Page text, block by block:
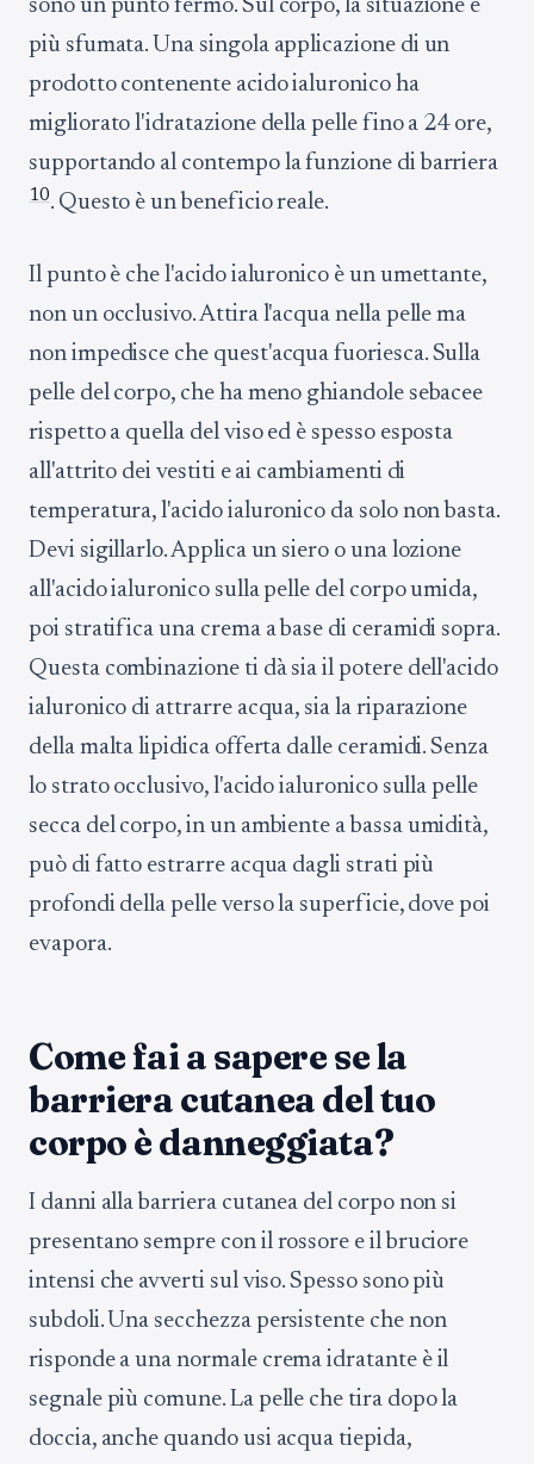
sono un punto fermo. Sul corpo, la situazione è
più sfumata. Una singola applicazione di un
prodotto contenente acido ialuronico ha
migliorato l'idratazione della pelle fino a 24 ore,
supportando al contempo la funzione di barriera
10. Questo è un beneficio reale.
Il punto è che l'acido ialuronico è un umettante,
non un occlusivo. Attira l'acqua nella pelle ma
non impedisce che quest'acqua fuoriesca. Sulla
pelle del corpo, che ha meno ghiandole sebacee
rispetto a quella del viso ed è spesso esposta
all'attrito dei vestiti e ai cambiamenti di
temperatura, l'acido ialuronico da solo non basta.
Devi sigillarlo. Applica un siero o una lozione
all'acido ialuronico sulla pelle del corpo umida,
poi stratifica una crema a base di ceramidi sopra.
Questa combinazione ti dà sia il potere dell'acido
ialuronico di attrarre acqua, sia la riparazione
della malta lipidica offerta dalle ceramidi. Senza
lo strato occlusivo, l'acido ialuronico sulla pelle
secca del corpo, in un ambiente a bassa umidità,
può di fatto estrarre acqua dagli strati più
profondi della pelle verso la superficie, dove poi
evapora.
Come fai a sapere se la
barriera cutanea del tuo
corpo è danneggiata?
I danni alla barriera cutanea del corpo non si
presentano sempre con il rossore e il bruciore
intensi che avverti sul viso. Spesso sono più
subdoli. Una secchezza persistente che non
risponde a una normale crema idratante è il
segnale più comune. La pelle che tira dopo la
doccia, anche quando usi acqua tiepida,